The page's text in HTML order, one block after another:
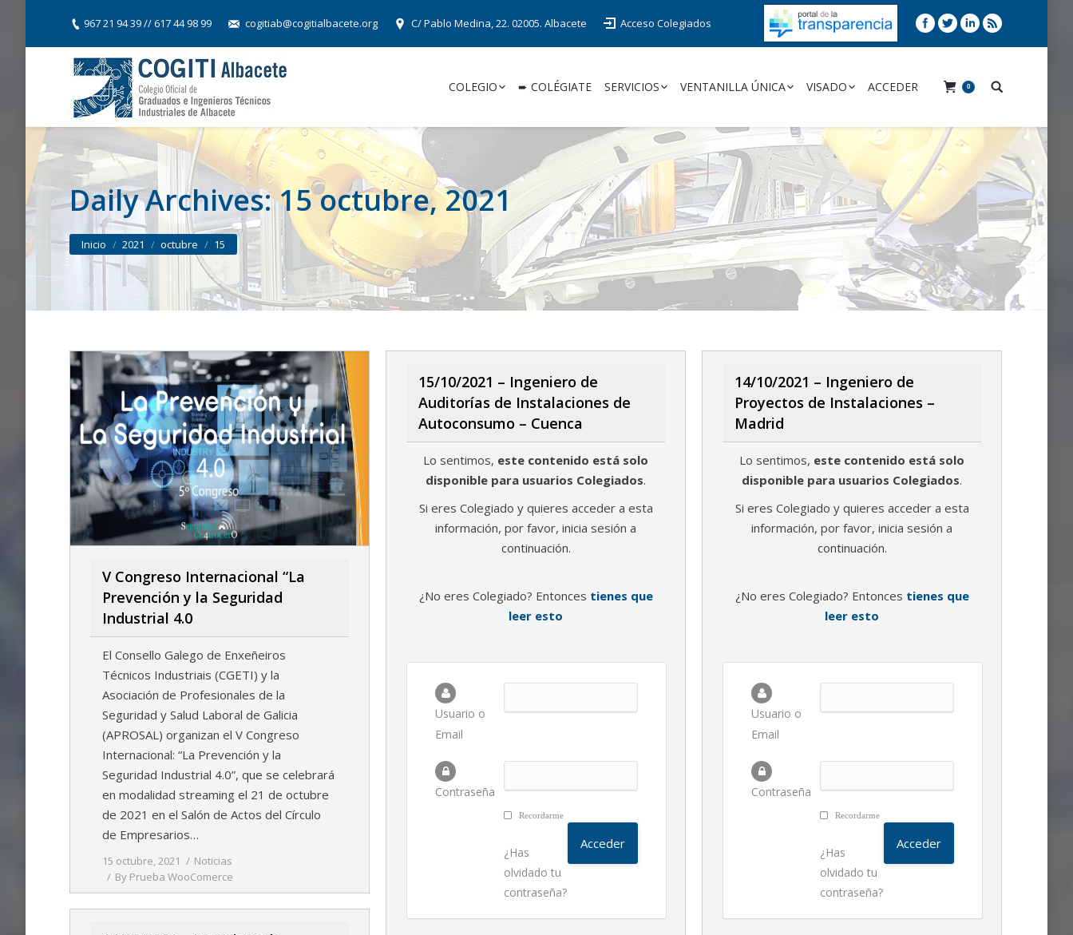
967 21 94 39 // 617 44 98 99 cogitiab@cogitialbacete.org C/ Pablo Medina, 22. 02005. Albacete Acceso Colegiados
COLEGIO ➨ COLÉGIATE SERVICIOS VENTANILLA ÚNICA VISADO ACCEDER 0
Daily Archives:15 octubre, 2021
You are here:
Inicio 2021 octubre 15
V Congreso Internacional “La
Prevención y la Seguridad
Industrial 4.0
El Consello Galego de Enxeñeiros
Técnicos Industriais (CGETI) y la
Asociación de Profesionales de la
Seguridad y Salud Laboral de Galicia
(APROSAL) organizan el V Congreso
Internacional: “La Prevención y la
Seguridad Industrial 4.0”, que se celebrará
en modalidad streaming el 21 de octubre
de 2021 en el Salón de Actos del Círculo
de Empresarios…
15 octubre, 2021
Noticias
By Prueba WooComerce
15/10/2021 – Ingeniero de
Auditorías de Instalaciones de
Autoconsumo – Cuenca
Lo sentimos, este contenido está solo
disponible para usuarios Colegiados.
Si eres Colegiado y quieres acceder a esta
información, por favor, inicia sesión a
continuación.
¿No eres Colegiado? Entonces tienes que
leer esto
Usuario o
Email
Contraseña
Recordarme
¿Has
olvidado tu
contraseña?
14/10/2021 – Ingeniero de
Proyectos de Instalaciones –
Madrid
Lo sentimos, este contenido está solo
disponible para usuarios Colegiados.
Si eres Colegiado y quieres acceder a esta
información, por favor, inicia sesión a
continuación.
¿No eres Colegiado? Entonces tienes que
leer esto
Usuario o
Email
Contraseña
Recordarme
¿Has
olvidado tu
contraseña?